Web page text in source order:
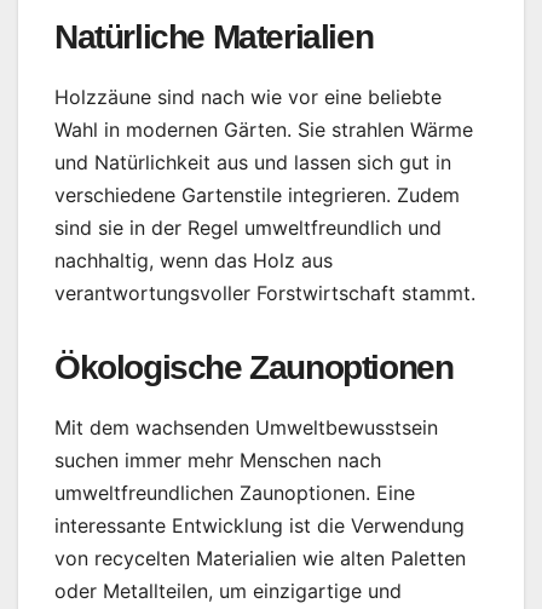
Natürliche Materialien
Holzzäune sind nach wie vor eine beliebte
Wahl in modernen Gärten. Sie strahlen Wärme
und Natürlichkeit aus und lassen sich gut in
verschiedene Gartenstile integrieren. Zudem
sind sie in der Regel umweltfreundlich und
nachhaltig, wenn das Holz aus
verantwortungsvoller Forstwirtschaft stammt.
Ökologische Zaunoptionen
Mit dem wachsenden Umweltbewusstsein
suchen immer mehr Menschen nach
umweltfreundlichen Zaunoptionen. Eine
interessante Entwicklung ist die Verwendung
von recycelten Materialien wie alten Paletten
oder Metallteilen, um einzigartige und